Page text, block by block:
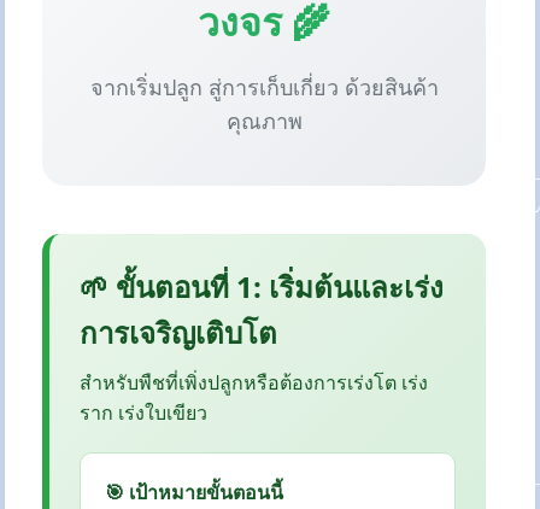
วงจร 🌾
จากเริ่มปลูก สู่การเก็บเกี่ยว ด้วยสินค้า
คุณภาพ
🌱 ขั้นตอนที่ 1: เริ่มต้นและเร่ง
การเจริญเติบโต
สำหรับพืชที่เพิ่งปลูกหรือต้องการเร่งโต เร่ง
ราก เร่งใบเขียว
🎯 เป้าหมายขั้นตอนนี้